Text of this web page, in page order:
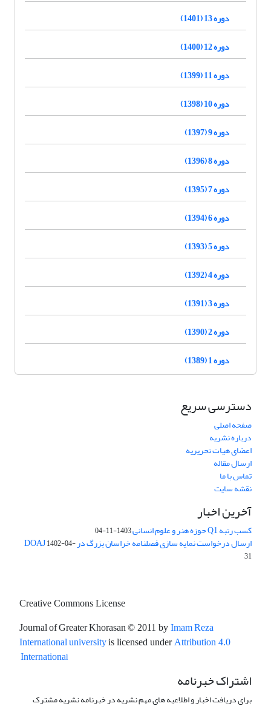
دوره 13 (1401)
دوره 12 (1400)
دوره 11 (1399)
دوره 10 (1398)
دوره 9 (1397)
دوره 8 (1396)
دوره 7 (1395)
دوره 6 (1394)
دوره 5 (1393)
دوره 4 (1392)
دوره 3 (1391)
دوره 2 (1390)
دوره 1 (1389)
دسترسی سریع
صفحه اصلی
درباره نشریه
اعضای هیات تحریریه
ارسال مقاله
تماس با ما
نقشه سایت
آخرین اخبار
کسب رتبه Q1 حوزه هنر و علوم انسانی 1403-11-04
ارسال درخواست نمایه سازی فصلنامه خراسان بزرگ در DOAJ1402-04-
31
Creative Commons License
Journal of Greater Khorasan© 2011 by Imam Reza
International universityis licensed under Attribution 4.0
International
اشتراک خبرنامه
برای دریافت اخبار و اطلاعیه های مهم نشریه در خبرنامه نشریه مشترک